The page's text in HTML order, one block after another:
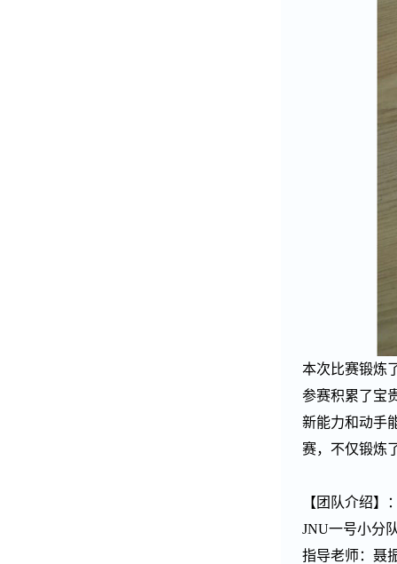
本次比赛锻炼
参赛积累了宝
新能力和动手
赛，不仅锻炼
【团队介绍】
JNU一号小分
指导老师：聂